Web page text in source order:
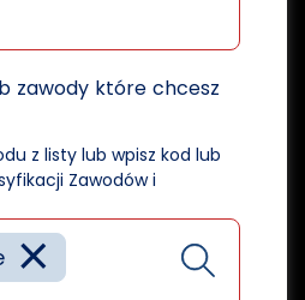
zawody które chcesz
z listy lub wpisz kod lub
Zawodów i
×